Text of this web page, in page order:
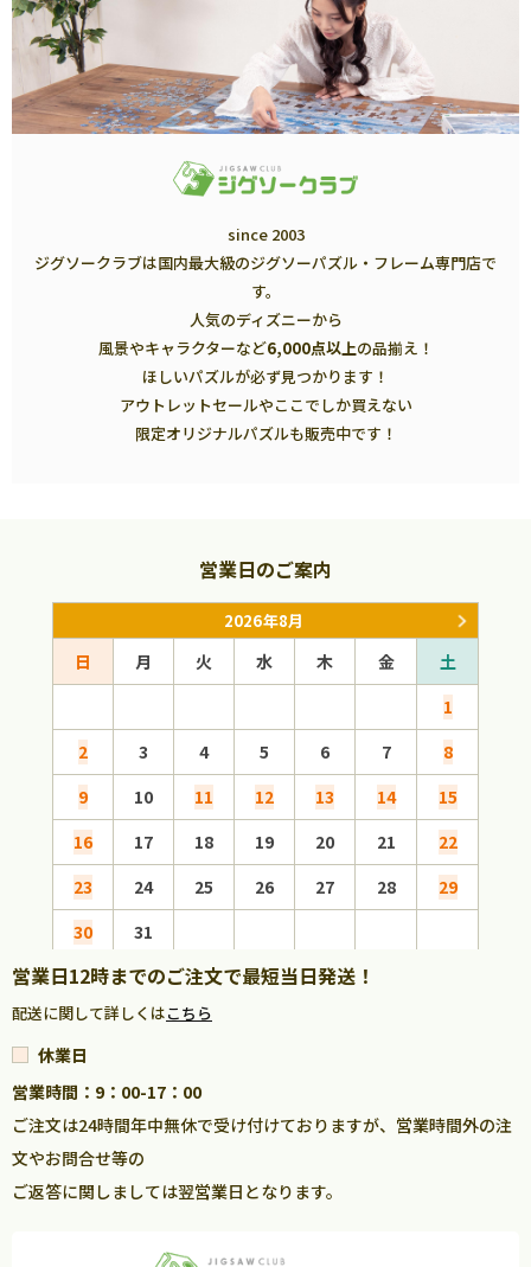
since 2003
ジグソークラブは国内最大級のジグソーパズル・フレーム専門店で
す。
人気のディズニーから
風景やキャラクターなど6,000点以上の品揃え！
ほしいパズルが必ず見つかります！
アウトレットセールやここでしか買えない
限定オリジナルパズルも販売中です！
営業日のご案内
2026年8月
日 月 火 水 木 金
土
1
2
3 4 5 6 7
8
9
10 11 12 13 14
15
16
17 18 19 20 21
22
23
24 25 26 27 28
29
30
31
営業日12時までのご注文で最短当日発送！
配送に関して詳しくはこちら
休業日
営業時間：9：00-17：00
ご注文は24時間年中無休で受け付けておりますが、営業時間外の注
文やお問合せ等の
ご返答に関しましては翌営業日となります。